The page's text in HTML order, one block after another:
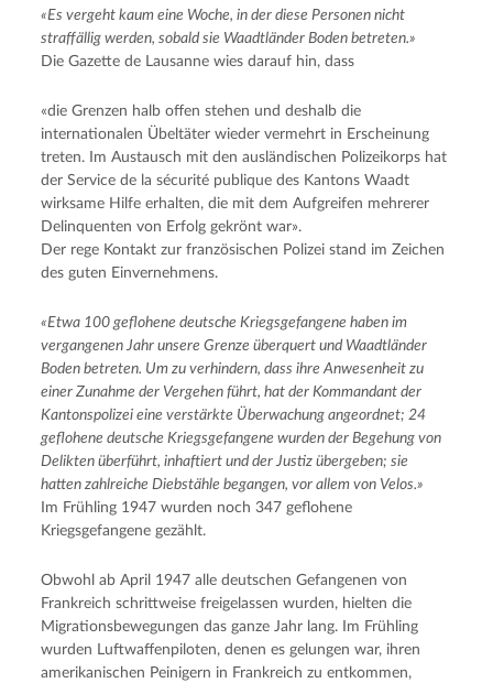
«Es vergeht kaum eine Woche, in der diese Personen nicht
straffällig werden, sobald sie Waadtländer Boden betreten.»
Die Gazette de Lausanne wies darauf hin, dass
«die Grenzen halboffen stehen und deshalb die
internationalen Übeltäter wieder vermehrt in Erscheinung
treten. Im Austausch mit den ausländischen Polizeikorps hat
der Service de la sécurité publique des Kantons Waadt
wirksame Hilfe erhalten, die mit dem Aufgreifen mehrerer
Delinquenten von Erfolg gekrönt war».
Der rege Kontakt zur französischen Polizei stand im Zeichen
des guten Einvernehmens.
«Etwa 100 geflohene deutsche Kriegsgefangene haben im
vergangenen Jahr unsere Grenze überquert und Waadtländer
Boden betreten. Um zu verhindern, dass ihre Anwesenheit zu
einer Zunahme der Vergehen führt, hat der Kommandant der
Kantonspolizei eine verstärkte Überwachung angeordnet; 24
geflohene deutsche Kriegsgefangene wurden der Begehung von
Delikten überführt, inhaftiert und der Justiz übergeben; sie
hatten zahlreiche Diebstähle begangen, vor allem von Velos.»
Im Frühling 1947 wurden noch 347 geflohene
Kriegsgefangene gezählt.
Obwohl ab April 1947 alle deutschen Gefangenen von
Frankreich schrittweise freigelassen wurden, hielten die
Migrationsbewegungen das ganze Jahr lang. Im Frühling
wurden Luftwaffenpiloten, denen es gelungen war, ihren
amerikanischen Peinigern in Frankreich zu entkommen,